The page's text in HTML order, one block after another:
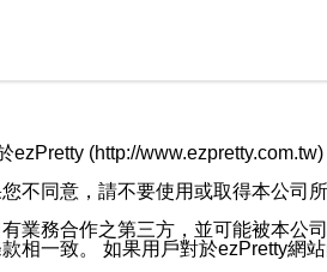
(http://
不同意，請不要使用或取得本公司所
業務合作之第三方，並可能被本
相一致。 如果用戶對於ezPretty網